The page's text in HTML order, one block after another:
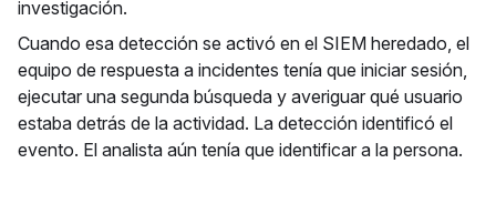
investigación.
Cuando esa detección se activó en el SIEM heredado, el
equipo de respuesta a incidentes tenía que iniciar sesión,
ejecutar una segunda búsqueda y averiguar qué usuario
estaba detrás de la actividad. La detección identificó el
evento. El analista aún tenía que identificar a la persona.